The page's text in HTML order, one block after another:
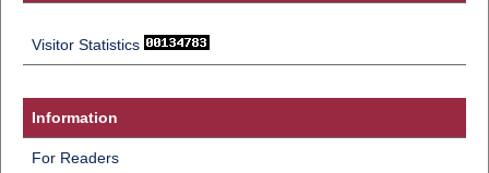
Visitor Statistics
Information
For Readers